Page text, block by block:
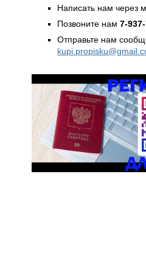
Написать нам через
Позвоните нам 7-
Отправьте нам